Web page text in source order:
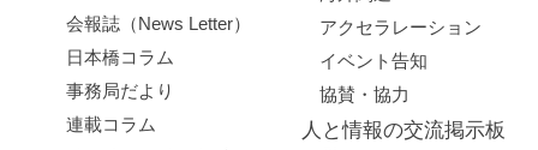
会報誌（News Letter）
日本橋コラム
事務局だより
連載コラム
アクセラレーション
イベント告知
協賛・協力
人と情報の交流掲示板